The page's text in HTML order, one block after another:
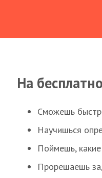
На
Сможешь
Научишься
Поймешь,
Прорешаешь